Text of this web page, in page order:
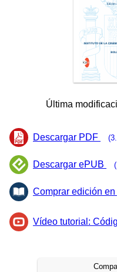
Última
Descargar PDF
Descargar ePUB
Comprar edición en
Vídeo tutorial: